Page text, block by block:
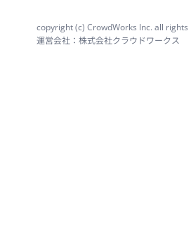
copyright (c) CrowdWorks Inc. all rights
運営会社：株式会社クラウドワークス